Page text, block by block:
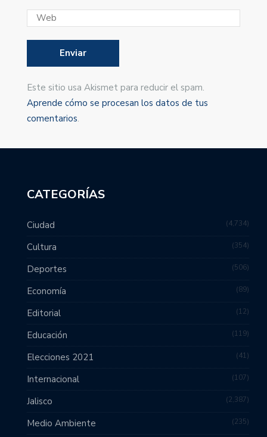
Este sitio usa Akismet para reducir el spam.
Aprende cómo se procesan los datos de tus
comentarios.
CATEGORÍAS
Ciudad 4,734
Cultura 354
Deportes 506
Economía 89
Editorial 12
Educación 119
Elecciones 2021 41
Internacional 107
Jalisco 2,387
Medio Ambiente 235